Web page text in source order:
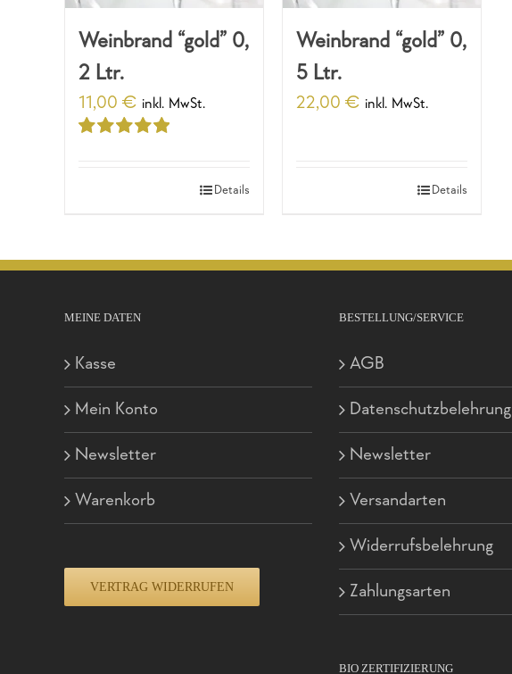
Weinbrand “gold” 0,
2 Ltr.
11,00 € inkl. MwSt.
Details
Weinbrand “gold” 0,
5 Ltr.
22,00 € inkl. MwSt.
Details
MEINE DATEN
Kasse
Mein Konto
Newsletter
Warenkorb
VERTRAG WIDERRUFEN
BESTELLUNG/SERVICE
AGB
Datenschutzbelehrung
Newsletter
Versandarten
Widerrufsbelehrung
Zahlungsarten
BIO ZERTIFIZIERUNG